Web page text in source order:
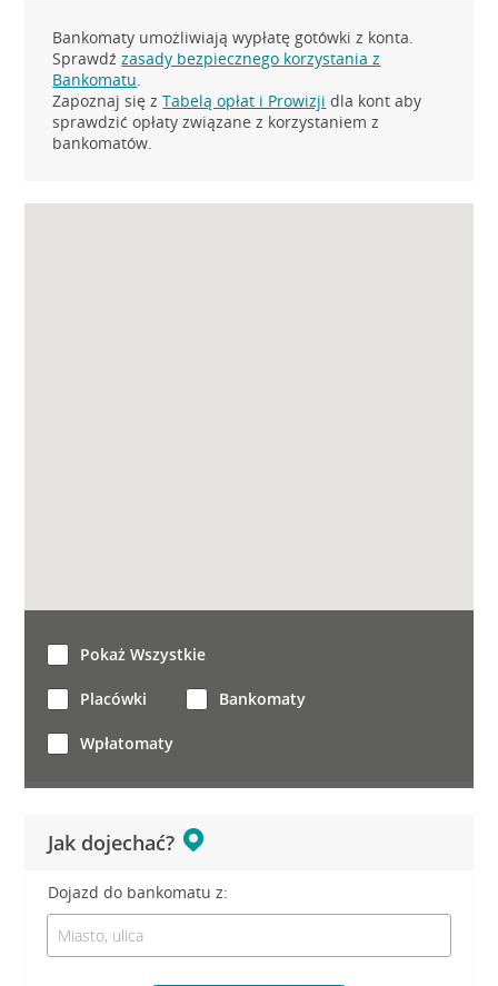
Bankomaty umożliwiają wypłatę gotówki z konta.
Sprawdźzasady bezpiecznego korzystania z
Bankomatu.
Zapoznaj się zTabelą opłat i Prowizji dla kont aby
sprawdzić opłaty związane z korzystaniem z
bankomatów.
Jak dojechać?
Dojazd do bankomatu z:
Pokaż Wszystkie
Placówki Bankomaty
Wpłatomaty